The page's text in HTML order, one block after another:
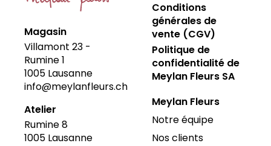
Magasin
Villamont 23 -
Rumine 1
1005 Lausanne
info@meylanfleurs.ch
Atelier
Rumine 8
1005 Lausanne
Conditions
générales de
vente (CGV)
Politique de
confidentialité de
Meylan Fleurs SA
Meylan Fleurs
Notre équipe
Nos clients